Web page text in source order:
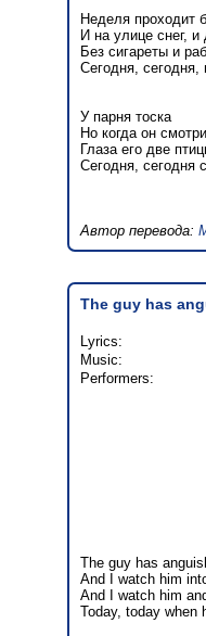
Неделя проходит
И на улице снег, и
Без сигареты и
Сегодня,
У парня тоска
Но когда он
Глаза его две
Сегодня, сегодня
Автор перевода:
The guy has
Lyrics:
Music:
Performers:
The guy has
And I watch him
And I watch him
Today, today when